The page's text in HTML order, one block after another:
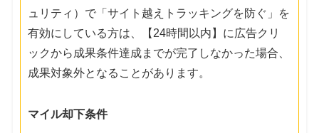
ュリティ）で「サイト越えトラッキングを防ぐ」を
有効にしている方は、【24時間以内】に広告クリ
ックから成果条件達成までが完了しなかった場合、
成果対象外となることがあります。
マイル却下条件